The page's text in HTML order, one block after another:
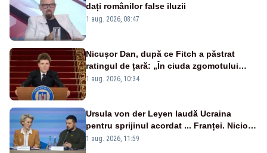
dați românilor false iluzii
1 aug. 2026, 08:47
Nicușor Dan, după ce Fitch a păstrat
ratingul de țară: „În ciuda zgomotului
politic, România funcționează”
1 aug. 2026, 10:34
Ursula von der Leyen laudă Ucraina
pentru sprijinul acordat ... Franței. Nicio
reacție privind ajutorul energetic promis
1 aug. 2026, 11:59